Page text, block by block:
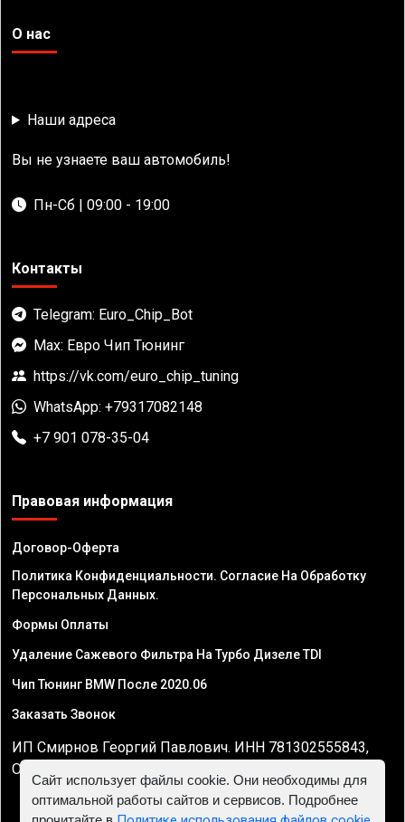
О нас
Наши адреса
Вы не узнаете ваш автомобиль!
Пн-Сб | 09:00 - 19:00
Контакты
Telegram: Euro_Chip_Bot
Max: Евро Чип Тюнинг
https://vk.com/euro_chip_tuning
WhatsApp: +79317082148
+7 901 078-35-04
Правовая информация
Договор-Оферта
Политика Конфиденциальности. Согласие На Обработку
Персональных Данных.
Формы Оплаты
Удаление Сажевого Фильтра На Турбо Дизеле TDI
Чип Тюнинг BMW После 2020.06
Заказать Звонок
ИП Смирнов Георгий Павлович. ИНН 781302555843,
ОГРНИП 324470400032610
Сайт использует файлы cookie. Они необходимы для
оптимальной работы сайтов и сервисов. Подробнее